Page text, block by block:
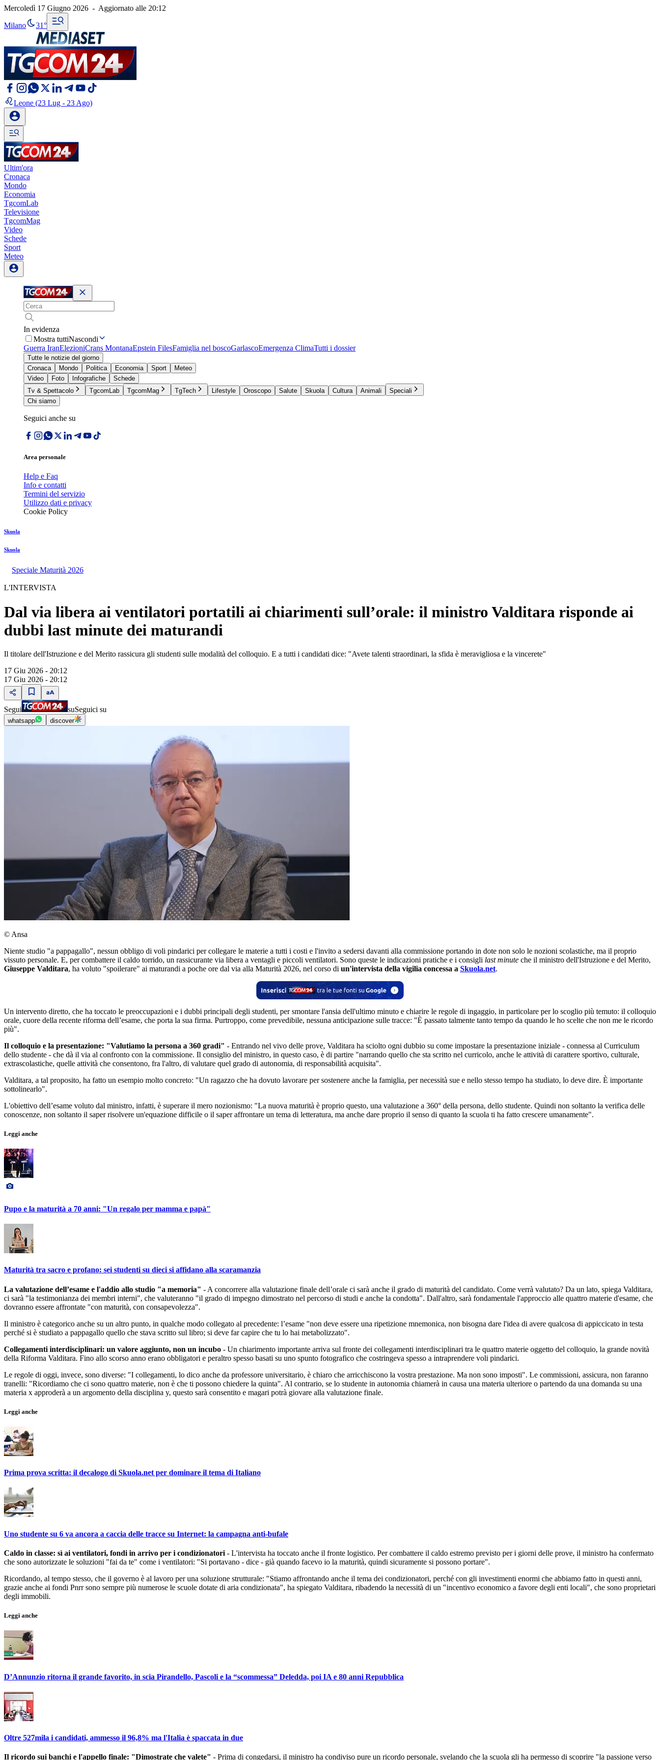
Mercoledì 17 Giugno 2026 - Aggiornato alle 20:12
Milano 31°
Leone (23 Lug - 23 Ago)
Ultim'ora
Cronaca
Mondo
Economia
TgcomLab
Televisione
TgcomMag
Video
Schede
Sport
Meteo
In evidenza
Mostra tuttiNascondi
Guerra IranElezioniCrans MontanaEpstein FilesFamiglia nel boscoGarlascoEmergenza ClimaTutti i dossier
Tutte le notizie del giorno
Cronaca
Mondo Politica Economia Sport
Meteo
Video
Foto Infografiche
Schede
Tv & Spettacolo
TgcomLab TgcomMag TgTech Lifestyle Oroscopo Salute Skuola Cultura Animali
Speciali
Chi siamo
Seguici anche su
Area personale
Help e Faq
Info e contatti
Termini del servizio
Utilizzo dati e privacy
Cookie Policy
Skuola
Skuola
Speciale Maturità 2026
L'INTERVISTA
Dal via libera ai ventilatori portatili ai chiarimenti sull’orale: il ministro Valditara risponde ai
dubbi last minute dei maturandi
Il titolare dell'Istruzione e del Merito rassicura gli studenti sulle modalità del colloquio. E a tutti i candidati dice: "Avete talenti straordinari, la sfida è meravigliosa e la vincerete"
17 Giu 2026 - 20:12
17 Giu 2026 - 20:12
Segui suSeguici su
whatsapp discover
© Ansa
Niente studio "a pappagallo", nessun obbligo di voli pindarici per collegare le materie a tutti i costi e l'invito a sedersi davanti alla commissione portando in dote non solo le nozioni scolastiche, ma il proprio
vissuto personale. E, per combattere il caldo torrido, un rassicurante via libera a ventagli e piccoli ventilatori. Sono queste le indicazioni pratiche e i consigli last minute che il ministro dell'Istruzione e del Merito,
Giuseppe Valditara, ha voluto "spoilerare" ai maturandi a poche ore dal via alla Maturità 2026, nel corso di un'intervista della vigilia concessa a Skuola.net.
Un intervento diretto, che ha toccato le preoccupazioni e i dubbi principali degli studenti, per smontare l'ansia dell'ultimo minuto e chiarire le regole di ingaggio, in particolare per lo scoglio più temuto: il colloquio
orale, cuore della recente riforma dell’esame, che porta la sua firma. Purtroppo, come prevedibile, nessuna anticipazione sulle tracce: "È passato talmente tanto tempo da quando le ho scelte che non me le ricordo
più".
Il colloquio e la presentazione: "Valutiamo la persona a 360 gradi" - Entrando nel vivo delle prove, Valditara ha sciolto ogni dubbio su come impostare la presentazione iniziale - connessa al Curriculum
dello studente - che dà il via al confronto con la commissione. Il consiglio del ministro, in questo caso, è di partire "narrando quello che sta scritto nel curricolo, anche le attività di carattere sportivo, culturale,
extrascolastiche, quelle attività che consentono, fra l'altro, di valutare quel grado di autonomia, di responsabilità acquisita".
Valditara, a tal proposito, ha fatto un esempio molto concreto: "Un ragazzo che ha dovuto lavorare per sostenere anche la famiglia, per necessità sue e nello stesso tempo ha studiato, lo deve dire. È importante
sottolinearlo".
L'obiettivo dell’esame voluto dal ministro, infatti, è superare il mero nozionismo: "La nuova maturità è proprio questo, una valutazione a 360° della persona, dello studente. Quindi non soltanto la verifica delle
conoscenze, non soltanto il saper risolvere un'equazione difficile o il saper affrontare un tema di letteratura, ma anche dare proprio il senso di quanto la scuola ti ha fatto crescere umanamente".
Leggi anche
Pupo e la maturità a 70 anni: "Un regalo per mamma e papà"
Maturità tra sacro e profano: sei studenti su dieci si affidano alla scaramanzia
La valutazione dell’esame e l'addio allo studio "a memoria" - A concorrere alla valutazione finale dell’orale ci sarà anche il grado di maturità del candidato. Come verrà valutato? Da un lato, spiega Valditara,
ci sarà "la testimonianza dei membri interni", che valuteranno "il grado di impegno dimostrato nel percorso di studi e anche la condotta". Dall'altro, sarà fondamentale l'approccio alle quattro materie d'esame, che
dovranno essere affrontate "con maturità, con consapevolezza".
Il ministro è categorico anche su un altro punto, in qualche modo collegato al precedente: l’esame "non deve essere una ripetizione mnemonica, non bisogna dare l'idea di avere qualcosa di appiccicato in testa
perché si è studiato a pappagallo quello che stava scritto sul libro; si deve far capire che tu lo hai metabolizzato".
Collegamenti interdisciplinari: un valore aggiunto, non un incubo - Un chiarimento importante arriva sul fronte dei collegamenti interdisciplinari tra le quattro materie oggetto del colloquio, la grande novità
della Riforma Valditara. Fino allo scorso anno erano obbligatori e peraltro spesso basati su uno spunto fotografico che costringeva spesso a intraprendere voli pindarici.
Le regole di oggi, invece, sono diverse: "I collegamenti, lo dico anche da professore universitario, è chiaro che arricchiscono la vostra prestazione. Ma non sono imposti". Le commissioni, assicura, non faranno
tranelli: "Ricordiamo che ci sono quattro materie, non è che ti possono chiedere la quinta". Al contrario, se lo studente in autonomia chiamerà in causa una materia ulteriore o partendo da una domanda su una
materia x approderà a un argomento della disciplina y, questo sarà consentito e magari potrà giovare alla valutazione finale.
Leggi anche
Prima prova scritta: il decalogo di Skuola.net per dominare il tema di Italiano
Uno studente su 6 va ancora a caccia delle tracce su Internet: la campagna anti-bufale
Caldo in classe: sì ai ventilatori, fondi in arrivo per i condizionatori - L'intervista ha toccato anche il fronte logistico. Per combattere il caldo estremo previsto per i giorni delle prove, il ministro ha confermato
che sono autorizzate le soluzioni "fai da te" come i ventilatori: "Si portavano - dice - già quando facevo io la maturità, quindi sicuramente si possono portare".
Ricordando, al tempo stesso, che il governo è al lavoro per una soluzione strutturale: "Stiamo affrontando anche il tema dei condizionatori, perché con gli investimenti enormi che abbiamo fatto in questi anni,
grazie anche ai fondi Pnrr sono sempre più numerose le scuole dotate di aria condizionata", ha spiegato Valditara, ribadendo la necessità di un "incentivo economico a favore degli enti locali", che sono proprietari
degli immobili.
Leggi anche
D’Annunzio ritorna il grande favorito, in scia Pirandello, Pascoli e la “scommessa” Deledda, poi IA e 80 anni Repubblica
Oltre 527mila i candidati, ammesso il 96,8% ma l'Italia è spaccata in due
Il ricordo sui banchi e l'appello finale: "Dimostrate che valete" - Prima di congedarsi, il ministro ha condiviso pure un ricordo personale, svelando che la scuola gli ha permesso di scoprire "la passione verso